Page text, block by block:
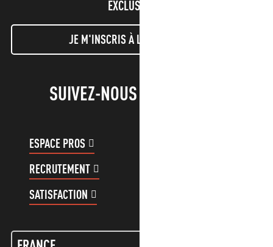
EXCLUSIVES !
JE M'INSCRIS À LA NEWSLETTER
SUIVEZ-NOUS !
ESPACE PROS
RECRUTEMENT
SATISFACTION